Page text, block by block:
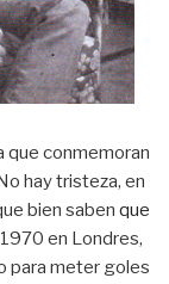
que conmemoran
hay tristeza, en
bien sabenque
en Londres,
para meter goles